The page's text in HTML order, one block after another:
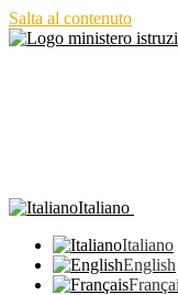
Salta al contenuto
Italiano
Italiano
English